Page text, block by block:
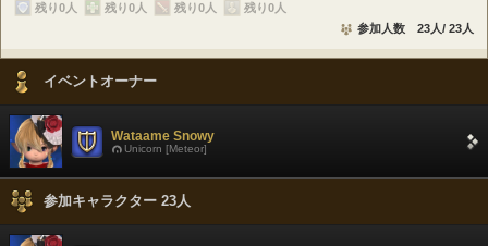
残り0人 残り0人 残り0人
残り0人
参加人数 23人/ 23人
イベントオーナー
Wataame Snowy
Unicorn [Meteor]
参加キャラクター 23人